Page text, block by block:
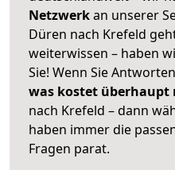
Netzwerkan unserer
Düren nach Krefeld
weiterwissen – haben
Sie! Wenn Sie
was kostet überhaupt
nach Krefeld – dann
haben immer die
Fragen parat.